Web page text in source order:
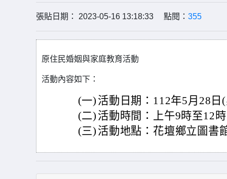
張貼日期： 2023-05-16 13:18:33 點閱： 355
原住民婚姻與家庭教育活動
活動內容如下：
(一) 活動日期：112年5月28日
(二) 活動時間：上午9時至12
(三) 活動地點：花壇鄉立圖書